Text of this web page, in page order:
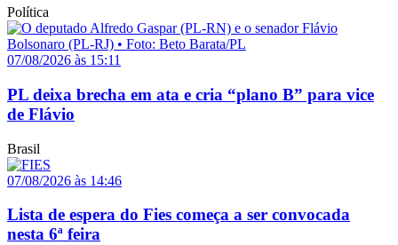
Política
07/08/2026 às 15:11
PL deixa brecha em ata e cria “plano B” para vice
de Flávio
Brasil
07/08/2026 às 14:46
Lista de espera do Fies começa a ser convocada
nesta 6ª feira